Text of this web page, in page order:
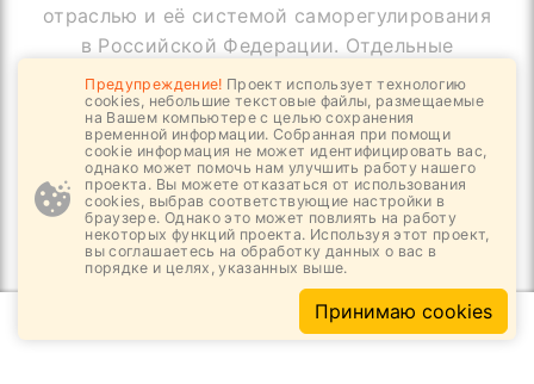
отраслью и её системой саморегулирования
в Российской Федерации. Отдельные
публикации могут содержать информацию,
не предназначенную для пользователей
до 18 лет
© Copyright За-Строй.РФ, 2019 - 2026
Все права защищены
Предупреждение! Проект использует технологию
cookies, небольшие текстовые файлы, размещаемые
на Вашем компьютере с целью сохранения
временной информации. Собранная при помощи
cookie информация не может идентифицировать вас,
однако может помочь нам улучшить работу нашего
проекта. Вы можете отказаться от использования
cookies, выбрав соответствующие настройки в
браузере. Однако это может повлиять на работу
некоторых функций проекта. Используя этот проект,
вы соглашаетесь на обработку данных о вас в
порядке и целях, указанных выше.
Принимаю cookies